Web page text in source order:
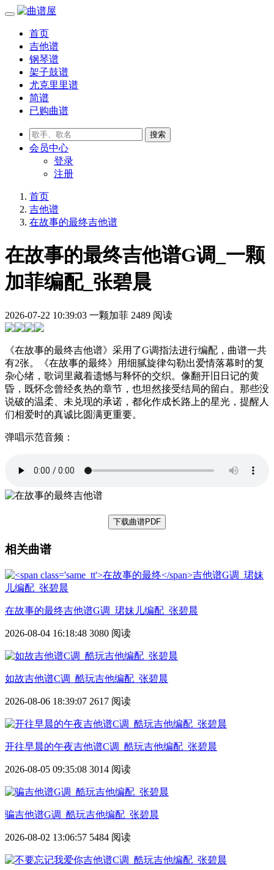
首页
吉他谱
钢琴谱
架子鼓谱
尤克里里谱
简谱
已购曲谱
会员中心
登录
注册
首页
吉他谱
在故事的最终吉他谱
在故事的最终吉他谱G调_一颗
加菲编配_张碧晨
2026-07-22 10:39:03 一颗加菲 2489 阅读
《在故事的最终吉他谱》采用了G调指法进行编配，曲谱一共
有2张。《在故事的最终》用细腻旋律勾勒出爱情落幕时的复
杂心绪，歌词里藏着遗憾与释怀的交织。像翻开旧日记的黄
昏，既怀念曾经炙热的章节，也坦然接受结局的留白。那些没
说破的温柔、未兑现的承诺，都化作成长路上的星光，提醒人
们相爱时的真诚比圆满更重要。
弹唱示范音频：
下载曲谱PDF
相关曲谱
在故事的最终吉他谱G调_珺妹儿编配_张碧晨
2026-08-04 16:18:48 3080 阅读
如故吉他谱C调_酷玩吉他编配_张碧晨
2026-08-06 18:39:07 2617 阅读
开往早晨的午夜吉他谱C调_酷玩吉他编配_张碧晨
2026-08-05 09:35:08 3014 阅读
骗吉他谱G调_酷玩吉他编配_张碧晨
2026-08-02 13:06:57 5484 阅读